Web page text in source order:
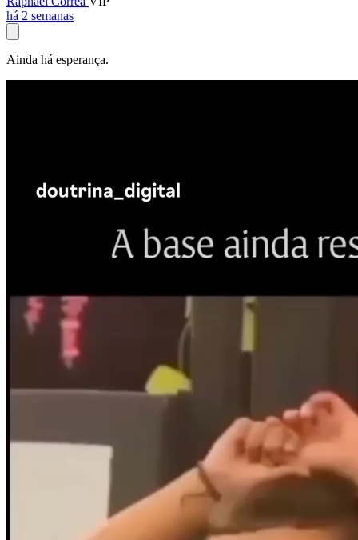
há 2 semanas
Ainda há esperança.